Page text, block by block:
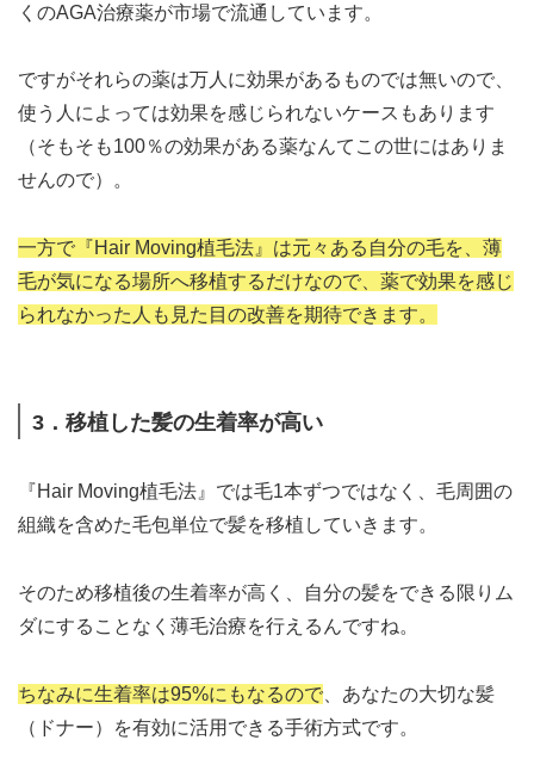
くのAGA治療薬が市場で流通しています。
ですがそれらの薬は万人に効果があるものでは無いので、
使う人によっては効果を感じられないケースもあります
（そもそも100％の効果がある薬なんてこの世にはありま
せんので）。
一方で『Hair Moving植毛法』は元々ある自分の毛を、薄
毛が気になる場所へ移植するだけなので、薬で効果を感じ
られなかった人も見た目の改善を期待できます。
3．移植した髪の生着率が高い
『Hair Moving植毛法』では毛1本ずつではなく、毛周囲の
組織を含めた毛包単位で髪を移植していきます。
そのため移植後の生着率が高く、自分の髪をできる限りム
ダにすることなく薄毛治療を行えるんですね。
ちなみに生着率は95%にもなるので 、あなたの大切な髪
（ドナー）を有効に活用できる手術方式です。